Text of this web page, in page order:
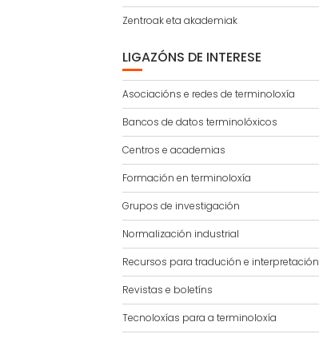
Zentroak eta akademiak
LIGAZÓNS DE INTERESE
Asociacións e redes de terminoloxía
Bancos de datos terminolóxicos
Centros e academias
Formación en terminoloxía
Grupos de investigación
Normalización industrial
Recursos para tradución e interpretación
Revistas e boletíns
Tecnoloxías para a terminoloxía